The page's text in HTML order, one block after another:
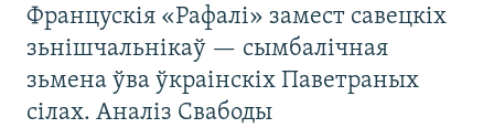
Францускія «Рафалі» замест савецкіх
зьнішчальнікаў — сымбалічная
зьмена ўва ўкраінскіх Паветраных
сілах. Аналіз Свабоды